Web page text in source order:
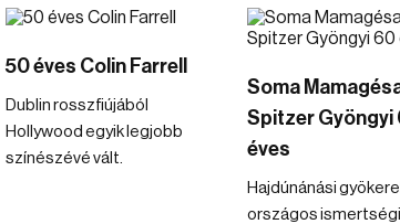
50 éves Colin Farrell
Dublin rosszfiújából
Hollywood egyik legjobb
színészévé vált.
Soma
Spitzer Gyöngyi
éves
Hajdúnánási
országos